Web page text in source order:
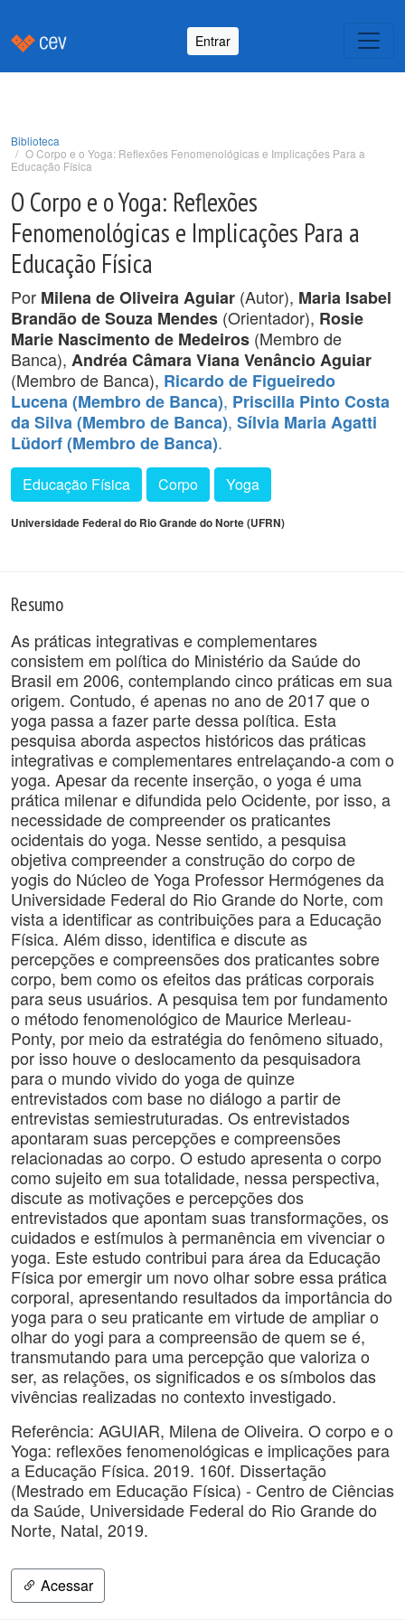
Entrar
Biblioteca
O Corpo e o Yoga: Reflexões Fenomenológicas e Implicações Para a
Educação Física
O Corpo e o Yoga: Reflexões
Fenomenológicas e Implicações Para a
Educação Física
Por Milena de Oliveira Aguiar (Autor), Maria Isabel
Brandão de Souza Mendes (Orientador), Rosie
Marie Nascimento de Medeiros (Membro de
Banca), Andréa Câmara Viana Venâncio Aguiar
(Membro de Banca), Ricardo de Figueiredo
Lucena (Membro de Banca), Priscilla Pinto Costa
da Silva (Membro de Banca), Sílvia Maria Agatti
Lüdorf (Membro de Banca).
Educação Física Corpo Yoga
Universidade Federal do Rio Grande do Norte (UFRN)
Resumo
As práticas integrativas e complementares
consistem em política do Ministério da Saúde do
Brasil em 2006, contemplando cinco práticas em sua
origem. Contudo, é apenas no ano de 2017 que o
yoga passa a fazer parte dessa política. Esta
pesquisa aborda aspectos históricos das práticas
integrativas e complementares entrelaçando-a com o
yoga. Apesar da recente inserção, o yoga é uma
prática milenar e difundida pelo Ocidente, por isso, a
necessidade de compreender os praticantes
ocidentais do yoga. Nesse sentido, a pesquisa
objetiva compreender a construção do corpo de
yogis do Núcleo de Yoga Professor Hermógenes da
Universidade Federal do Rio Grande do Norte, com
vista a identificar as contribuições para a Educação
Física. Além disso, identifica e discute as
percepções e compreensões dos praticantes sobre
corpo, bem como os efeitos das práticas corporais
para seus usuários. A pesquisa tem por fundamento
o método fenomenológico de Maurice Merleau-
Ponty, por meio da estratégia do fenômeno situado,
por isso houve o deslocamento da pesquisadora
para o mundo vivido do yoga de quinze
entrevistados com base no diálogo a partir de
entrevistas semiestruturadas. Os entrevistados
apontaram suas percepções e compreensões
relacionadas ao corpo. O estudo apresenta o corpo
como sujeito em sua totalidade, nessa perspectiva,
discute as motivações e percepções dos
entrevistados que apontam suas transformações, os
cuidados e estímulos à permanência em vivenciar o
yoga. Este estudo contribui para área da Educação
Física por emergir um novo olhar sobre essa prática
corporal, apresentando resultados da importância do
yoga para o seu praticante em virtude de ampliar o
olhar do yogi para a compreensão de quem se é,
transmutando para uma percepção que valoriza o
ser, as relações, os significados e os símbolos das
vivências realizadas no contexto investigado.
Referência: AGUIAR, Milena de Oliveira. O corpo e o
Yoga: reflexões fenomenológicas e implicações para
a Educação Física. 2019. 160f. Dissertação
(Mestrado em Educação Física) - Centro de Ciências
da Saúde, Universidade Federal do Rio Grande do
Norte, Natal, 2019.
Acessar